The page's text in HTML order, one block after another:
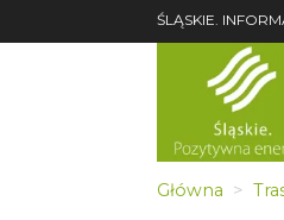
ŚLĄSKIE.
Główna